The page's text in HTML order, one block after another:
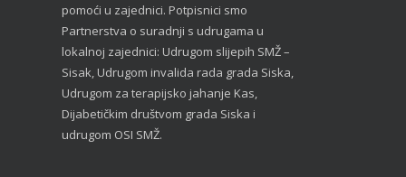
pomoći u zajednici. Potpisnici smo
Partnerstva o suradnji s udrugama u
lokalnoj zajednici: Udrugom slijepih SMŽ –
Sisak, Udrugom invalida rada grada Siska,
Udrugom za terapijsko jahanje Kas,
Dijabetičkim društvom grada Siska i
udrugom OSI SMŽ.